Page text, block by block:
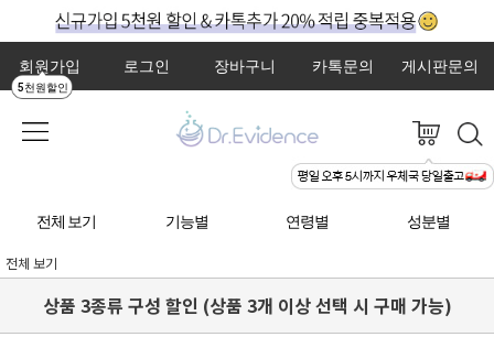
회원가입
5천원할인
로그인 장바구니 카톡문의 게시판문의
전체 보기 기능별 연령별 성분별
전체 보기
상품 3종류 구성 할인 (상품 3개 이상 선택 시 구매 가능)